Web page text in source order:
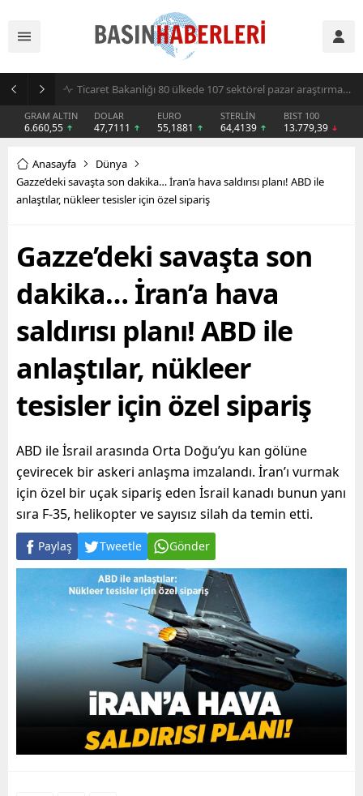
Sıcak hava klima ve vantilatör satışlarını artırdı
GRAM ALTIN
6.660,55
DOLAR
47,7111
EURO
55,1881
STERLİN
64,4139
BIST 100
13.779,39
Anasayfa
Dünya
Gazze’deki savaşta son dakika… İran’a hava saldırısı planı! ABD ile
anlaştılar, nükleer tesisler için özel sipariş
Gazze’deki savaşta son
dakika… İran’a hava
saldırısı planı! ABD ile
anlaştılar, nükleer
tesisler için özel sipariş
ABD ile İsrail arasında Orta Doğu’yu kan gölüne
çevirecek bir askeri anlaşma imzalandı. İran’ı vurmak
için özel bir uçak sipariş eden İsrail kanadı bunun yanı
sıra F-35, helikopter ve sayısız silah da temin etti.
Paylaş Tweetle Gönder